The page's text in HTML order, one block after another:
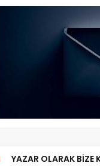
YAZAR OLARAK BIZE